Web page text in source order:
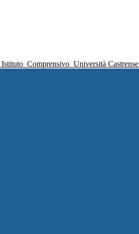
Istituto Comprensivo Università Castrense